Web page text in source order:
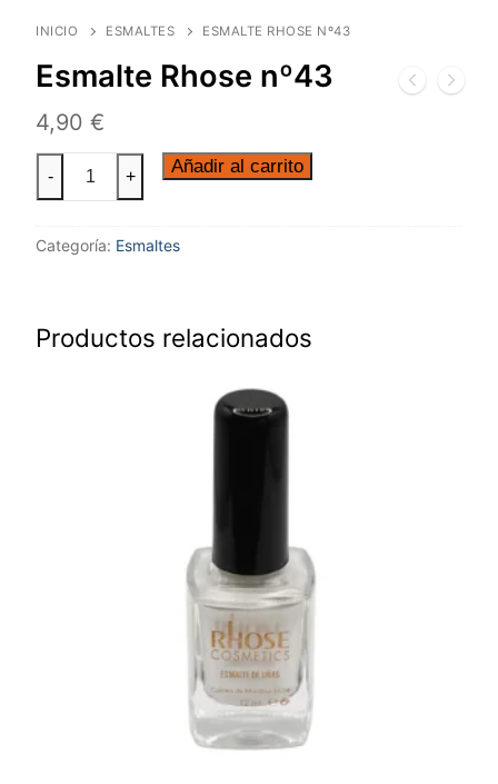
INICIO ESMALTES ESMALTE RHOSE Nº43
Esmalte Rhose nº43
4,90 €
- + Añadir al carrito
Categoría: Esmaltes
Productos relacionados